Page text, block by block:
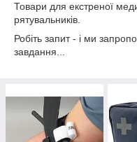
Товари для екстреної
рятувальників.
Робіть запит - і ми
завдання...